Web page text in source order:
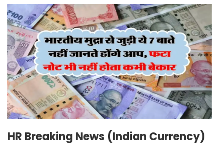
HR Breaking News (Indian Currency)